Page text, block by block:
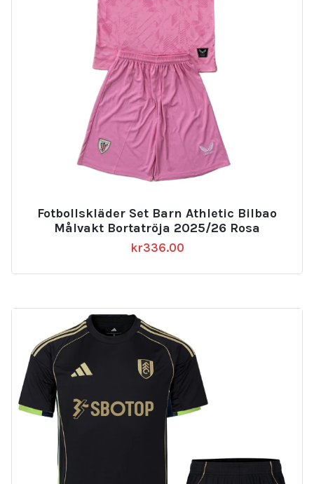
Fotbollskläder Set Barn Athletic Bilbao
Målvakt Bortatröja 2025/26 Rosa
kr336.00